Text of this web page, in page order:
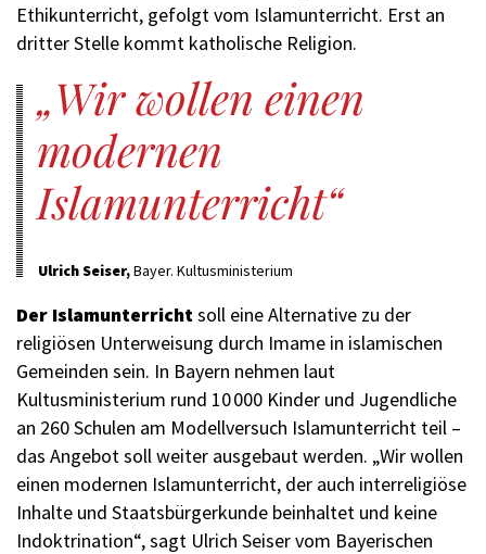
Ethikunterricht, gefolgt vom Islamunterricht. Erst an
dritter Stelle kommt katholische Religion.
Wir wollen einen
modernen
Islamunterricht
Ulrich Seiser,Bayer. Kultusministerium
Der Islamunterrichtsoll eine Alternative zu der
religiösen Unterweisung durch Imame in islamischen
Gemeinden sein. In Bayern nehmen laut
Kultusministerium rund 10 000 Kinder und Jugendliche
an 260 Schulen am Modellversuch Islamunterricht teil –
das Angebot soll weiter ausgebaut werden. „Wir wollen
einen modernen Islamunterricht, der auch interreligiöse
Inhalte und Staatsbürgerkunde beinhaltet und keine
Indoktrination“, sagt Ulrich Seiser vom Bayerischen